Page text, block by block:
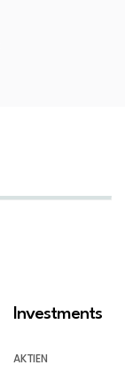
Investments
AKTIEN